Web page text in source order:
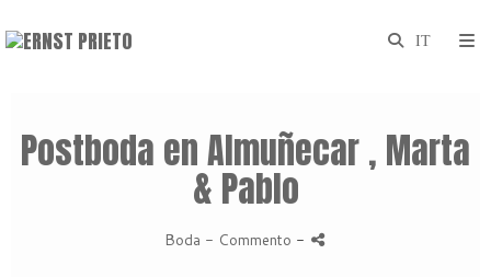
Postboda en Almuñecar , Marta
& Pablo
Boda - Commento -